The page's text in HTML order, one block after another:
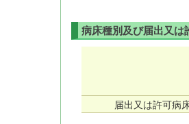
病床種別及び届出又は
届出又は許可病